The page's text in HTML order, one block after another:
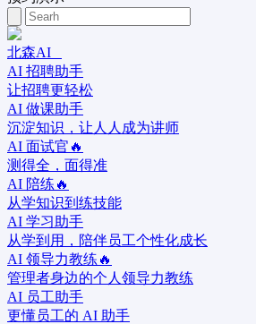
北森AI
AI 招聘助手
让招聘更轻松
AI 做课助手
沉淀知识，让人人成为讲师
AI 面试官🔥
测得全，面得准
AI 陪练🔥
从学知识到练技能
AI 学习助手
从学到用，陪伴员工个性化成长
AI 领导力教练🔥
管理者身边的个人领导力教练
AI 员工助手
更懂员工的 AI 助手